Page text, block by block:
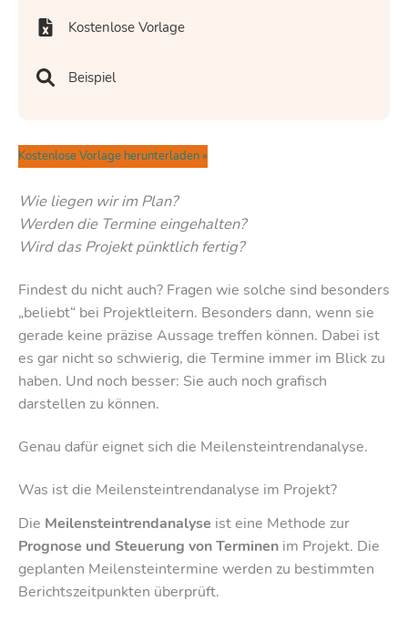
Kostenlose Vorlage
Beispiel
Kostenlose Vorlage herunterladen »
Wie liegen wir im Plan?
Werden die Termine eingehalten?
Wird das Projekt pünktlich fertig?
Findest du nicht auch? Fragen wie solche sind besonders
„beliebt“ bei Projektleitern. Besonders dann, wenn sie
gerade keine präzise Aussage treffen können. Dabei ist
es gar nicht so schwierig, die Termine immer im Blick zu
haben. Und noch besser: Sie auch noch grafisch
darstellen zu können.
Genau dafür eignet sich die Meilensteintrendanalyse.
Was ist die Meilensteintrendanalyse im Projekt?
Die Meilensteintrendanalyse ist eine Methode zur
Prognose und Steuerung von Terminen im Projekt. Die
geplanten Meilensteintermine werden zu bestimmten
Berichtszeitpunkten überprüft.